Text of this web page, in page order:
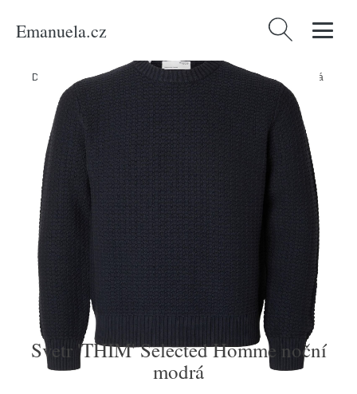
Emanuela.cz Vyhledávání
Domů Produkty/Muži Svetr 'THIM' Selected Homme noční modrá
Svetr 'THIM' Selected Homme noční
modrá